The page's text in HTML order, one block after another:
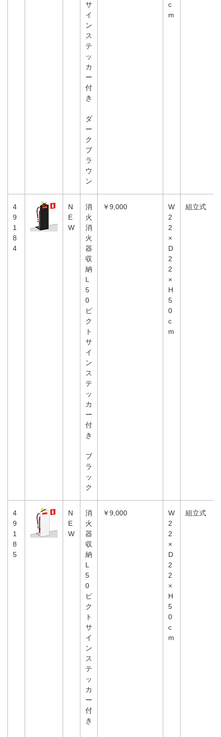
サ
イ
ン
ス
テ
ッ
カ
ー
付
き
ダ
ー
ク
ブ
ラ
ウ
ン
c
m
4
9
1
8
4
N
E
W
消
火
消
火
器
収
納
L
5
0
ピ
ク
ト
サ
イ
ン
ス
テ
ッ
カ
ー
付
き
ブ
ラ
ッ
ク
￥9,000
W
2
2
×
D
2
2
×
H
5
0
c
m
組立式
4
9
1
8
5
N
E
W
消
火
器
収
納
L
5
0
ピ
ク
ト
サ
イ
ン
ス
テ
ッ
カ
ー
付
き
￥9,000
W
2
2
×
D
2
2
×
H
5
0
c
m
組立式